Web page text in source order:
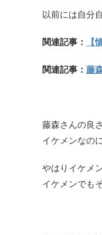
以前には自分
関連記事：
関連記事： 藤
藤森さんの良
イケメンなの
やはりイケメ
イケメンでも